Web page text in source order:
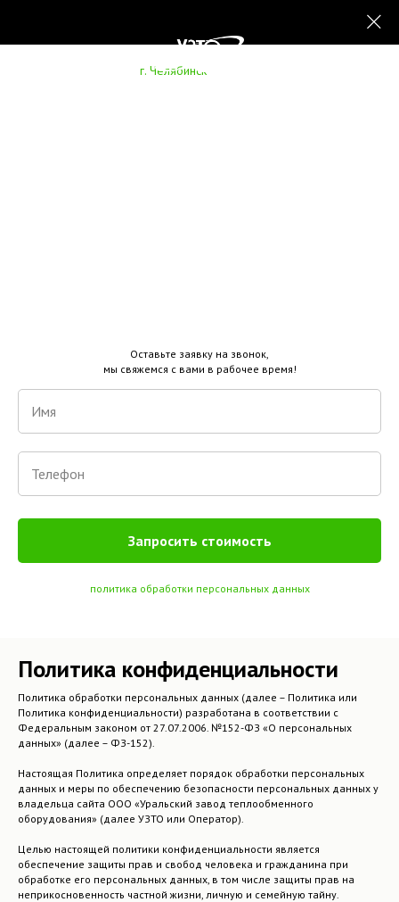
г. Челябинск
Оставьте заявку на звонок,
мы свяжемся с вами в рабочее время!
Запросить стоимость
политика обработки персональных данных
Политика конфиденциальности
Политика обработки персональных данных (далее – Политика или
Политика конфиденциальности) разработана в соответствии с
Федеральным законом от 27.07.2006. №152-ФЗ «О персональных
данных» (далее – ФЗ-152).
Настоящая Политика определяет порядок обработки персональных
данных и меры по обеспечению безопасности персональных данных у
владельца сайта ООО «Уральский завод теплообменного
оборудования» (далее УЗТО или Оператор).
Целью настоящей политики конфиденциальности является
обеспечение защиты прав и свобод человека и гражданина при
обработке его персональных данных, в том числе защиты прав на
неприкосновенность частной жизни, личную и семейную тайну.